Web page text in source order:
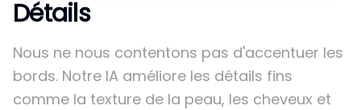
Détails
Nous ne nous contentons pas d'accentuer les
bords. Notre IA améliore les détails fins
comme la texture de la peau, les cheveux et